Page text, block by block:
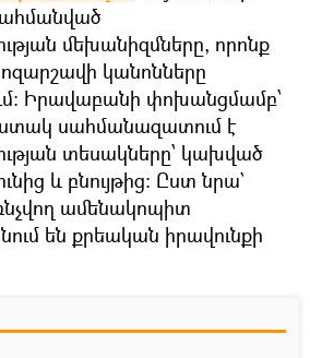
մեխանիզմները, որոնք
կանոնները
Իրավաբանի փոխանցմամբ՝
սահմանազատում է
տեսակները՝ կախված
և բնույթից։ Ըստ նրա`
ամենակոպիտ
են քրեական իրավունքի